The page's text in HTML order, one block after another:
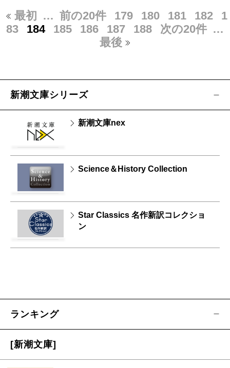
最初 … 前の20件 179 180 181 182
1
83
184 185 186 187 188 次の20件 …
最後
新潮文庫シリーズ
新潮文庫nex
Science＆History Collection
Star Classics 名作新訳コレクショ
ン
ランキング
[新潮文庫]